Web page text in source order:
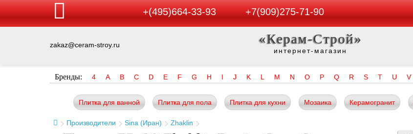
+(495)664-33-93 +7(909)275-71-90
zakaz@ceram-stroy.ru «Керам-Строй»
интернет-магазин
Бренды: 4 A B C D E F G H I J K L M N O P Q R S T U V
Плитка для ванной Плитка для пола Плитка для кухни Мозаика Керамогранит
Производители Sina (Иран) Zhaklin